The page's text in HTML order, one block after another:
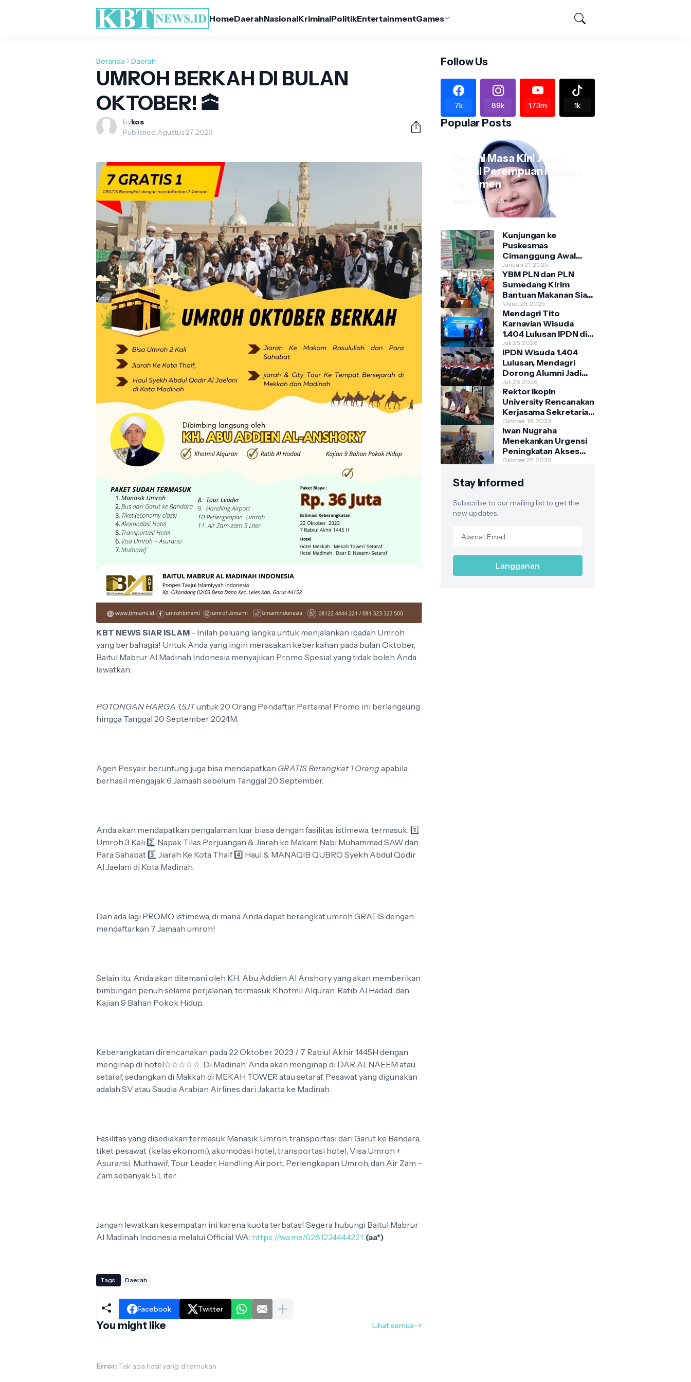
HomeDaerahNasionalKriminalPolitikEntertainmentGames
Beranda Daerah
UMROH BERKAH DI BULAN
OKTOBER! 🕋
bykos
Published:Agustus 27, 2023
KBT NEWS SIAR ISLAM - Inilah peluang langka untuk menjalankan ibadah Umroh
yang berbahagia! Untuk Anda yang ingin merasakan keberkahan pada bulan Oktober,
Baitul Mabrur Al Madinah Indonesia menyajikan Promo Spesial yang tidak boleh Anda
lewatkan:
POTONGAN HARGA 1,5JTuntuk 20 Orang Pendaftar Pertama! Promo ini berlangsung
hingga Tanggal 20 September 2024M.
Agen Pesyair beruntung juga bisa mendapatkan GRATIS Berangkat 1 Orangapabila
berhasil mengajak 6 Jamaah sebelum Tanggal 20 September.
Anda akan mendapatkan pengalaman luar biasa dengan fasilitas istimewa, termasuk: 1️⃣
Umroh 3 Kali 2️⃣ Napak Tilas Perjuangan & Jiarah ke Makam Nabi Muhammad SAW dan
Para Sahabat 3️⃣ Jiarah Ke Kota Thaif 4️⃣ Haul & MANAQIB QUBRO Syekh Abdul Qodir
Al Jaelani di Kota Madinah.
Dan ada lagi PROMO istimewa, di mana Anda dapat berangkat umroh GRATIS dengan
mendaftarkan 7 Jamaah umroh!
Selain itu, Anda akan ditemani oleh KH. Abu Addien Al Anshory yang akan memberikan
bimbingan penuh selama perjalanan, termasuk Khotmil Alquran, Ratib Al Hadad, dan
Kajian 9 Bahan Pokok Hidup.
Keberangkatan direncanakan pada 22 Oktober 2023 / 7 Rabiul Akhir 1445H dengan
menginap di hotel☆☆☆☆☆. Di Madinah, Anda akan menginap di DAR ALNAEEM atau
setaraf, sedangkan di Makkah di MEKAH TOWER atau setaraf. Pesawat yang digunakan
adalah SV atau Saudia Arabian Airlines dari Jakarta ke Madinah.
Fasilitas yang disediakan termasuk Manasik Umroh, transportasi dari Garut ke Bandara,
tiket pesawat (kelas ekonomi), akomodasi hotel, transportasi hotel, Visa Umroh +
Asuransi, Muthawif, Tour Leader, Handling Airport, Perlengkapan Umroh, dan Air Zam –
Zam sebanyak 5 Liter.
Jangan lewatkan kesempatan ini karena kuota terbatas! Segera hubungi Baitul Mabrur
Al Madinah Indonesia melalui Official WA: https://wa.me/6281224444221 (aa*)
Tags: Daerah
Facebook Twitter
You might like Lihat semua
Error: Tak ada hasil yang ditemukan
Follow Us
7k 89k 1.73m 1k
Popular Posts
Kartini Masa Kini Jalan
Terjal Perempuan Menuju
Parlemen
April 22, 2025
Kunjungan ke
Puskesmas
Cimanggung Awal
2025 Didominasi
Penyakit Musiman
Januari 21, 2025
YBM PLN dan PLN
Sumedang Kirim
Bantuan Makanan Siap
Saji Bagi Warga
Terdampak Banjir
Kecamatan
Cimanggung
Maret 23, 2025
Mendagri Tito
Karnavian Wisuda
1.404 Lulusan IPDN di
Jatinangor, Siap
Mengabdi ke Berbagai
Daerah
Juli 26, 2026
IPDN Wisuda 1.404
Lulusan, Mendagri
Dorong Alumni Jadi
Penggerak Birokrasi
Berbasis Pengetahuan
Juli 26, 2026
Rektor Ikopin
University Rencanakan
Kerjasama Sekretariat
Bersama Koperasi
Indonesia
Oktober 18, 2023
Iwan Nugraha
Menekankan Urgensi
Peningkatan Akses
Pasar
dalam Penanganan
Oktober 25, 2023
Stay Informed
Subscribe to our mailing list to get the
new updates.